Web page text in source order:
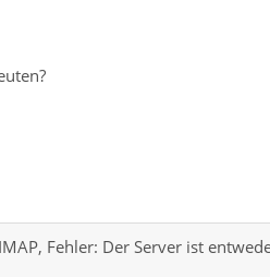
Fehler: Der Server ist